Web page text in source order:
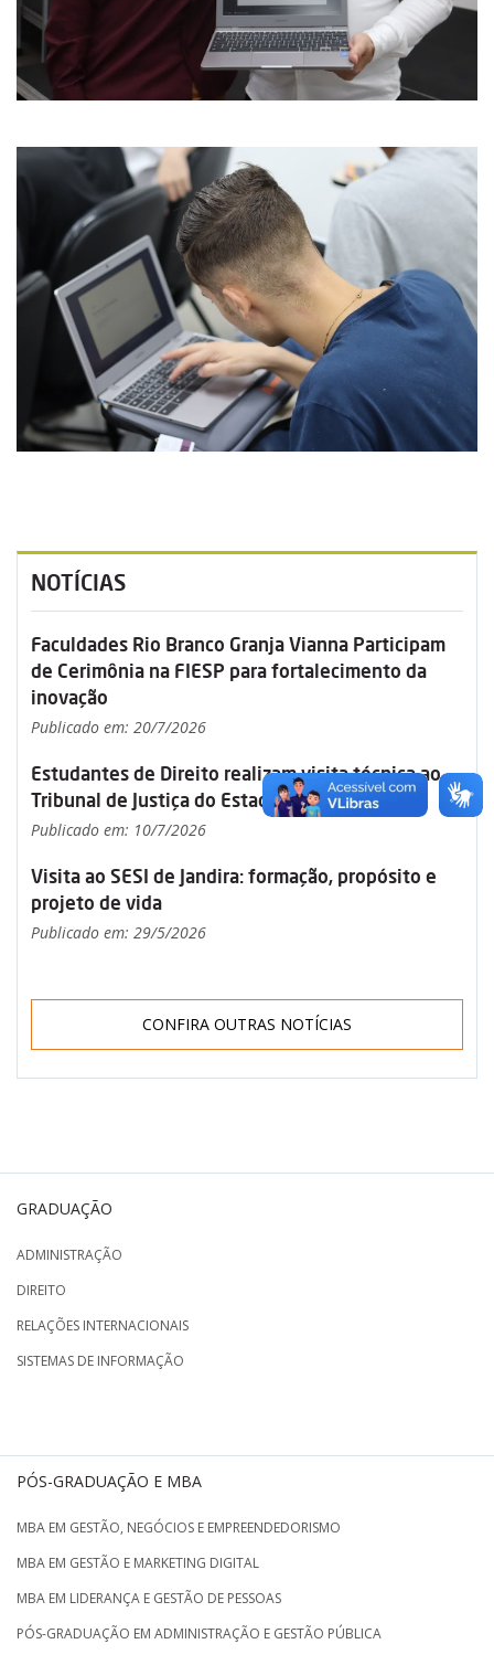
NOTÍCIAS
Faculdades Rio Branco Granja Vianna Participam
de Cerimônia na FIESP para fortalecimento da
inovação
Publicado em: 20/7/2026
Estudantes de Direito realizam visita técnica ao
Tribunal de Justiça do Estado de São Paulo
Publicado em: 10/7/2026
Visita ao SESI de Jandira: formação, propósito e
projeto de vida
Publicado em: 29/5/2026
CONFIRA OUTRAS NOTÍCIAS
GRADUAÇÃO
ADMINISTRAÇÃO
DIREITO
RELAÇÕES INTERNACIONAIS
SISTEMAS DE INFORMAÇÃO
PÓS-GRADUAÇÃO E MBA
MBA EM GESTÃO, NEGÓCIOS E EMPREENDEDORISMO
MBA EM GESTÃO E MARKETING DIGITAL
MBA EM LIDERANÇA E GESTÃO DE PESSOAS
PÓS-GRADUAÇÃO EM ADMINISTRAÇÃO E GESTÃO PÚBLICA